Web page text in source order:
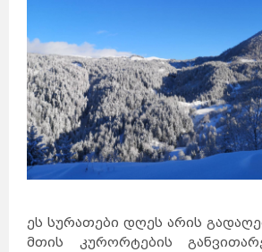
ეს სურათები დღეს არის
მთის კურორტების